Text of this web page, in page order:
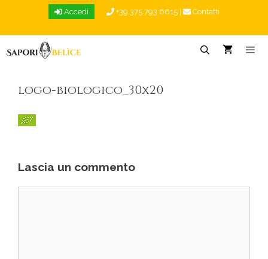
Accedi +39 375 793 6615 Contatti
logo-biologico_30x20
Lascia un commento